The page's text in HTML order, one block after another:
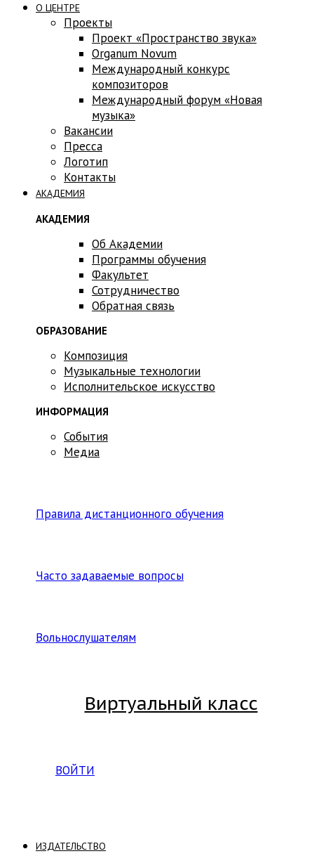
О ЦЕНТРЕ
Проекты
Проект «Пространство звука»
Оrganum Novum
Международный конкурс
композиторов
Международный форум «Новая
музыка»
Вакансии
Пресса
Логотип
Контакты
АКАДЕМИЯ
АКАДЕМИЯ
Об Академии
Программы обучения
Факультет
Сотрудничество
Обратная связь
ОБРАЗОВАНИЕ
Композиция
Музыкальные технологии
Исполнительское искусство
ИНФОРМАЦИЯ
События
Медиа
Правила дистанционного обучения
Часто задаваемые вопросы
Вольнослушателям
Виртуальный класс
ВОЙТИ
ИЗДАТЕЛЬСТВО